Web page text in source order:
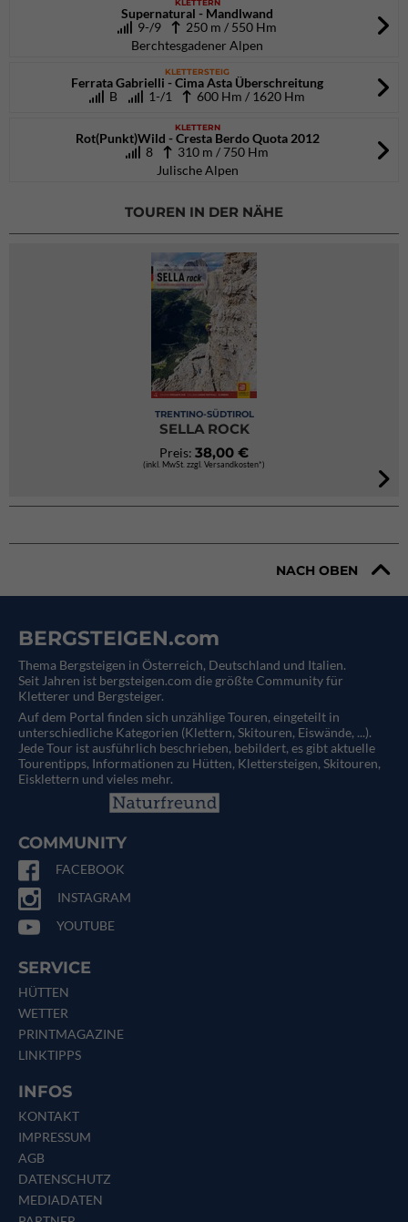
KLETTERN
Supernatural - Mandlwand
9-/9
250 m / 550 Hm
Berchtesgadener Alpen
KLETTERSTEIG
Ferrata Gabrielli - Cima Asta Überschreitung
B
1-/1 600 Hm / 1620 Hm
KLETTERN
Rot(Punkt)Wild - Cresta Berdo Quota 2012
8
310 m / 750 Hm
Julische Alpen
TOUREN IN DER NÄHE
TRENTINO-SÜDTIROL
SELLA ROCK
Preis: 38,00 €
(inkl. MwSt. zzgl. Versandkosten*)
NACH OBEN
BERGSTEIGEN.com
Thema Bergsteigen in Österreich, Deutschland und Italien.
Seit Jahren ist bergsteigen.com die größte Community für
Kletterer und Bergsteiger.
Auf dem Portal finden sich unzählige Touren, eingeteilt in
unterschiedliche Kategorien (Klettern, Skitouren, Eiswände, ...).
Jede Tour ist ausführlich beschrieben, bebildert, es gibt aktuelle
Tourentipps, Informationen zu Hütten, Klettersteigen, Skitouren,
Eisklettern und vieles mehr.
COMMUNITY
FACEBOOK
INSTAGRAM
YOUTUBE
SERVICE
HÜTTEN
WETTER
PRINTMAGAZINE
LINKTIPPS
INFOS
KONTAKT
IMPRESSUM
AGB
DATENSCHUTZ
MEDIADATEN